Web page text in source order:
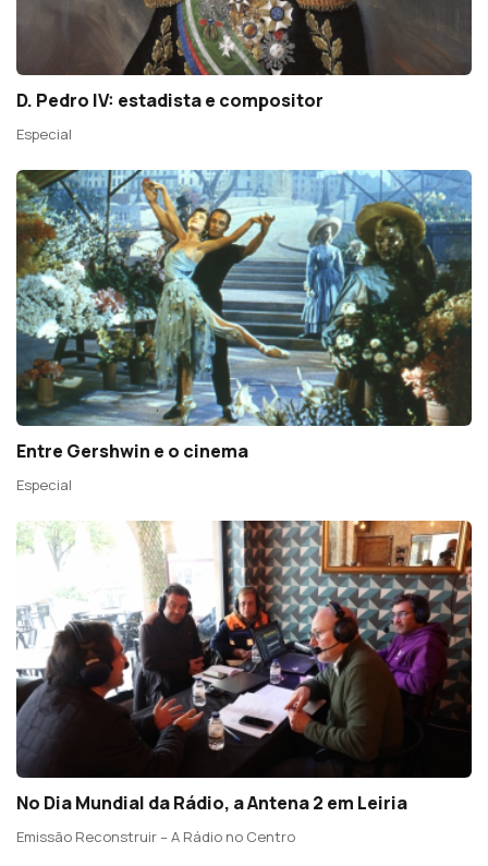
D. Pedro IV: estadista e compositor
Especial
Entre Gershwin e o cinema
Especial
No Dia Mundial da Rádio, a Antena 2 em Leiria
Emissão Reconstruir – A Rádio no Centro